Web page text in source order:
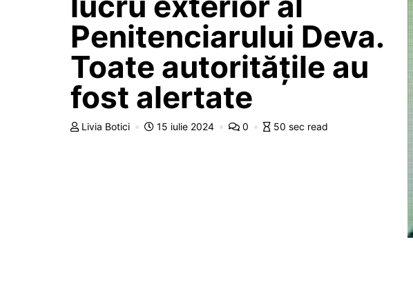
Penitenciarului Deva.
Toate autoritățile au
fost alertate
Livia Botici 15 iulie 2024 0 50 sec read